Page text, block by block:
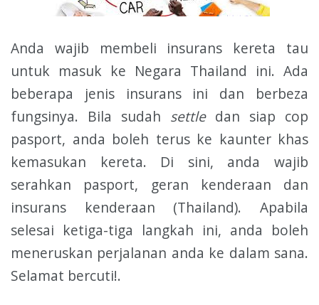
Anda wajib membeli insurans kereta tau
untuk masuk ke Negara Thailand ini. Ada
beberapa jenis insurans ini dan berbeza
fungsinya. Bila sudah settledan siap cop
pasport, anda boleh terus ke kaunter khas
kemasukan kereta. Di sini, anda wajib
serahkan pasport, geran kenderaan dan
insurans kenderaan (Thailand). Apabila
selesai ketiga-tiga langkah ini, anda boleh
meneruskan perjalanan anda ke dalam sana.
Selamat bercuti!.